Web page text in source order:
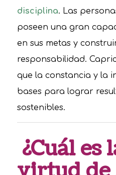
disciplina. Las
poseen una gran
en sus metas y
responsabilidad.
que la constancia y la
bases para lograr
sostenibles.
¿Cuál es